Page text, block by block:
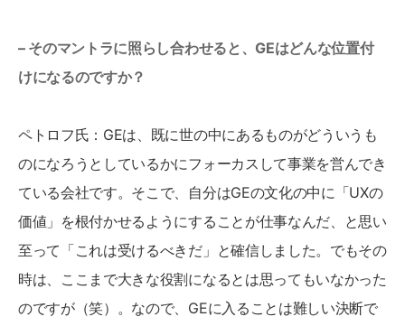
– そのマントラに照らし合わせると、GEはどんな位置付
けになるのですか？
ペトロフ氏：GEは、既に世の中にあるものがどういうも
のになろうとしているかにフォーカスして事業を営んでき
ている会社です。そこで、自分はGEの文化の中に「UXの
価値」を根付かせるようにすることが仕事なんだ、と思い
至って「これは受けるべきだ」と確信しました。でもその
時は、ここまで大きな役割になるとは思ってもいなかった
のですが（笑）。なので、GEに入ることは難しい決断で